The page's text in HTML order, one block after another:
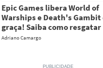
Epic Games libera World of
Warships e Death's Gambit
graça! Saiba como resgatar
Adriano Camargo